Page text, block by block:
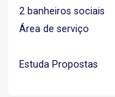
2 banheiros sociais
Área de serviço
Estuda Propostas